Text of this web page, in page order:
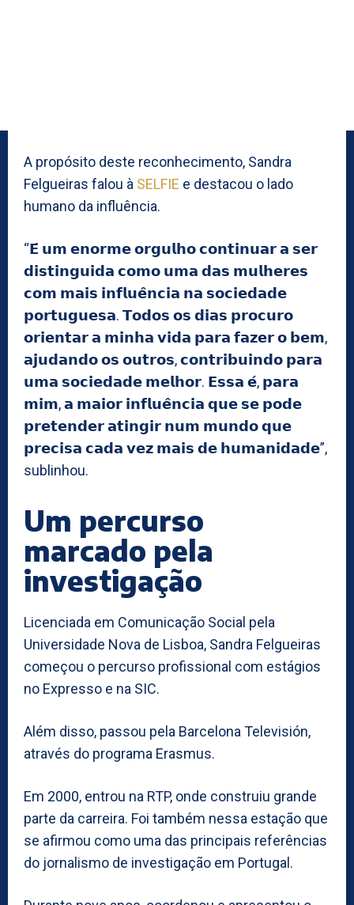
A propósito deste reconhecimento, Sandra
Felgueiras falou à SELFIE e destacou o lado
humano da influência.
“𝗘́ 𝘂𝗺 𝗲𝗻𝗼𝗿𝗺𝗲 𝗼𝗿𝗴𝘂𝗹𝗵𝗼 𝗰𝗼𝗻𝘁𝗶𝗻𝘂𝗮𝗿 𝗮 𝘀𝗲𝗿
𝗱𝗶𝘀𝘁𝗶𝗻𝗴𝘂𝗶𝗱𝗮 𝗰𝗼𝗺𝗼 𝘂𝗺𝗮 𝗱𝗮𝘀 𝗺𝘂𝗹𝗵𝗲𝗿𝗲𝘀
𝗰𝗼𝗺 𝗺𝗮𝗶𝘀 𝗶𝗻𝗳𝗹𝘂𝗲̂𝗻𝗰𝗶𝗮 𝗻𝗮 𝘀𝗼𝗰𝗶𝗲𝗱𝗮𝗱𝗲
𝗽𝗼𝗿𝘁𝘂𝗴𝘂𝗲𝘀𝗮. 𝗧𝗼𝗱𝗼𝘀 𝗼𝘀 𝗱𝗶𝗮𝘀 𝗽𝗿𝗼𝗰𝘂𝗿𝗼
𝗼𝗿𝗶𝗲𝗻𝘁𝗮𝗿 𝗮 𝗺𝗶𝗻𝗵𝗮 𝘃𝗶𝗱𝗮 𝗽𝗮𝗿𝗮 𝗳𝗮𝘇𝗲𝗿 𝗼 𝗯𝗲𝗺,
𝗮𝗷𝘂𝗱𝗮𝗻𝗱𝗼 𝗼𝘀 𝗼𝘂𝘁𝗿𝗼𝘀, 𝗰𝗼𝗻𝘁𝗿𝗶𝗯𝘂𝗶𝗻𝗱𝗼 𝗽𝗮𝗿𝗮
𝘂𝗺𝗮 𝘀𝗼𝗰𝗶𝗲𝗱𝗮𝗱𝗲 𝗺𝗲𝗹𝗵𝗼𝗿. 𝗘𝘀𝘀𝗮 𝗲́, 𝗽𝗮𝗿𝗮
𝗺𝗶𝗺, 𝗮 𝗺𝗮𝗶𝗼𝗿 𝗶𝗻𝗳𝗹𝘂𝗲̂𝗻𝗰𝗶𝗮 𝗾𝘂𝗲 𝘀𝗲 𝗽𝗼𝗱𝗲
𝗽𝗿𝗲𝘁𝗲𝗻𝗱𝗲𝗿 𝗮𝘁𝗶𝗻𝗴𝗶𝗿 𝗻𝘂𝗺 𝗺𝘂𝗻𝗱𝗼 𝗾𝘂𝗲
𝗽𝗿𝗲𝗰𝗶𝘀𝗮 𝗰𝗮𝗱𝗮 𝘃𝗲𝘇 𝗺𝗮𝗶𝘀 𝗱𝗲 𝗵𝘂𝗺𝗮𝗻𝗶𝗱𝗮𝗱𝗲”,
sublinhou.
Um percurso
marcado pela
investigação
Licenciada em Comunicação Social pela
Universidade Nova de Lisboa, Sandra Felgueiras
começou o percurso profissional com estágios
no Expresso e na SIC.
Além disso, passou pela Barcelona Televisión,
através do programa Erasmus.
Em 2000, entrou na RTP, onde construiu grande
parte da carreira. Foi também nessa estação que
se afirmou como uma das principais referências
do jornalismo de investigação em Portugal.